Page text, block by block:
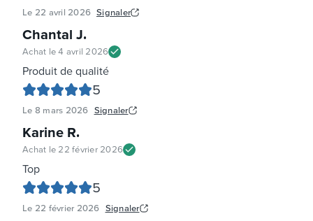
Le 22 avril 2026 Signaler
Chantal J.
Achat le4 avril 2026
Produit de qualité
5
Le 8 mars 2026 Signaler
Karine R.
Achat le 22 février 2026
Top
5
Le 22 février 2026 Signaler